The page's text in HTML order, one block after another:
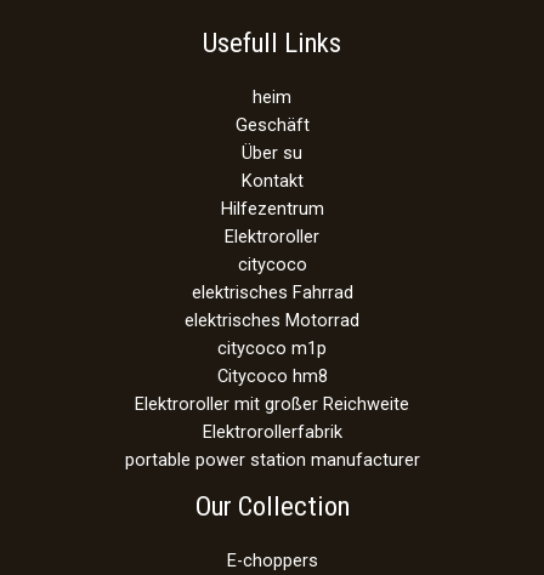
Usefull Links
heim
Geschäft
Über su
Kontakt
Hilfezentrum
Elektroroller
citycoco
elektrisches Fahrrad
elektrisches Motorrad
citycoco m1p
Citycoco hm8
Elektroroller mit großer Reichweite
Elektrorollerfabrik
portable power station manufacturer
Our Collection
E-choppers